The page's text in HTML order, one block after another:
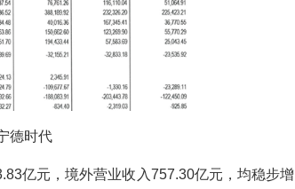
德时代
亿元，境外营业收入757.30亿元，均稳步增